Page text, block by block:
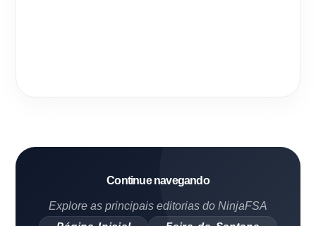
Continue navegando
Explore as principais editorias do NinjaFSA